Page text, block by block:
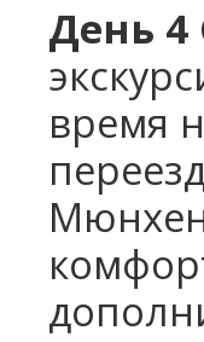
День
время